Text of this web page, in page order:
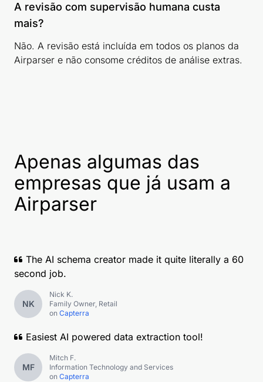
A revisão com supervisão humana custa
mais?
Não. A revisão está incluída em todos os planos da
Airparser e não consome créditos de análise extras.
Apenas algumas das
empresas que já usam a
Airparser
The AI schema creator made it quite literally a 60
second job.
NK
Nick K.
Family Owner, Retail
on Capterra
Easiest AI powered data extraction tool!
MF
Mitch F.
Information Technology and Services
on Capterra